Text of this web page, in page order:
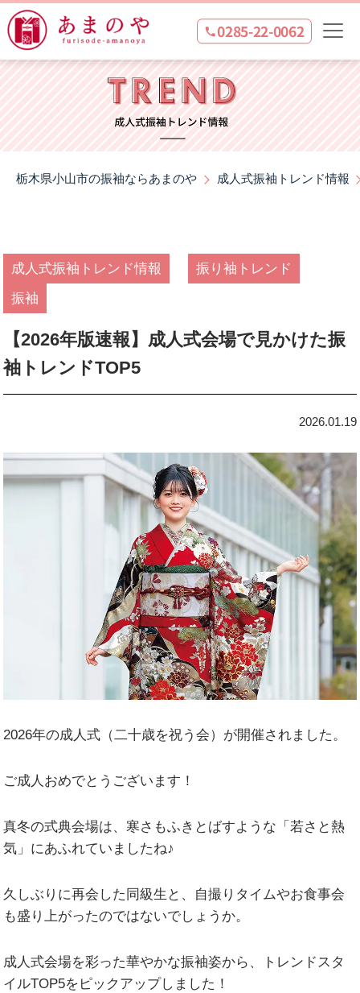
0285-22-0062
栃木県小山市の振袖ならあまのや 成人式振袖トレンド情報
成人式振袖トレンド情報
振り袖トレンド
振袖
【2026年版速報】成人式会場で見かけた振
袖トレンドTOP5
2026.01.19
2026年の成人式（二十歳を祝う会）が開催されました。
ご成人おめでとうございます！
真冬の式典会場は、寒さもふきとばすような「若さと熱
気」にあふれていましたね♪
久しぶりに再会した同級生と、自撮りタイムやお食事会
も盛り上がったのではないでしょうか。
成人式会場を彩った華やかな振袖姿から、トレンドスタ
イルTOP5をピックアップしました！